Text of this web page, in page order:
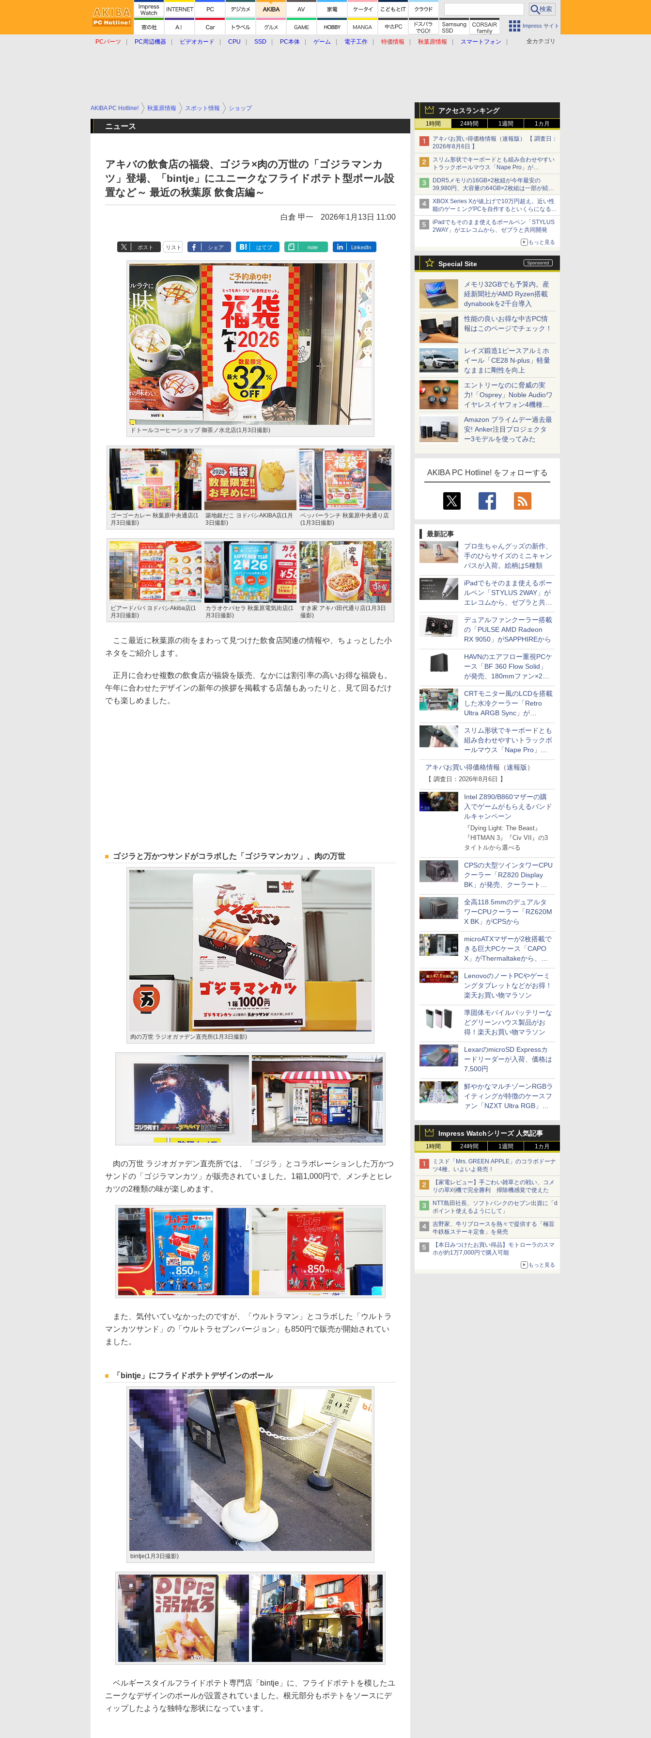
Impress サイト
全カテゴリ
PCパーツ PC周辺機器 ビデオカード CPU SSD PC本体 ゲーム 電子工作 特価情報 秋葉原情報
スマートフォン
アクセスランキング
1時間 24時間 1週間 1カ月
アキバお買い得価格情報（速報版） 【 調査日：
2026年8月6日 】
スリム形状でキーボードとも組み合わせやすい
トラックボールマウス「Nape Pro」が
Keychronから
DDR5メモリの16GB×2枚組が今年最安の
39,980円、大容量の64GB×2枚組は一部が続騰
[8月前半のメモリ価格]
XBOX Series Xが値上げで10万円超え。近い性
能のゲーミングPCを自作するといくらになる？
【石田賀津男の『酒の肴にPCゲーム』】
iPadでもそのまま使えるボールペン「STYLUS
2WAY」がエレコムから、ゼブラと共同開発
もっと見る
Special Site
メモリ32GBでも予算内。産
経新聞社がAMD Ryzen搭載
dynabookを2千台導入
性能の良いお得な中古PC情
報はこのページでチェック！
レイズ鍛造1ピースアルミホ
イール「CE28 N-plus」軽量
なままに剛性を向上
エントリーなのに脅威の実
力!「Osprey」Noble Audioワ
イヤレスイヤフォン4機種を
一気に聴く
Amazon プライムデー過去最
安! Anker注目プロジェクタ
ー3モデルを使ってみた
AKIBA PC Hotline! をフォローする
最新記事
プロ生ちゃんグッズの新作、
手のひらサイズのミニキャン
バスが入荷。絵柄は5種類
iPadでもそのまま使えるボー
ルペン「STYLUS 2WAY」が
エレコムから、ゼブラと共同
開発
デュアルファンクーラー搭載
の「PULSE AMD Radeon
RX 9050」がSAPPHIREから
HAVNのエアフロー重視PCケ
ース「BF 360 Flow Solid」
が発売、180mmファン×2搭
載
CRTモニター風のLCDを搭載
した水冷クーラー「Retro
Ultra ARGB Sync」が
Thermaltakeから
スリム形状でキーボードとも
組み合わせやすいトラックボ
ールマウス「Nape Pro」が
Keychronから
アキバお買い得価格情報（速報版）
【 調査日：2026年8月6日 】
Intel Z890/B860マザーの購
入でゲームがもらえるバンド
ルキャンペーン
『Dying Light: The Beast』
『HITMAN 3』『Civ VII』の3
タイトルから選べる
CPSの大型ツインタワーCPU
クーラー「RZ820 Display
BK」が発売、クーラートッ
プに5インチ液晶搭載
全高118.5mmのデュアルタ
ワーCPUクーラー「RZ620M
X BK」がCPSから
microATXマザーが2枚搭載で
きる巨大PCケース「CAPO
X」がThermaltakeから、カ
ラーは2色
LenovoのノートPCやゲーミ
ングタブレットなどがお得！
楽天お買い物マラソン
準固体モバイルバッテリーな
どグリーンハウス製品がお
得！楽天お買い物マラソン
LexarのmicroSD Expressカ
ードリーダーが入荷、価格は
7,500円
鮮やかなマルチゾーンRGBラ
イティングが特徴のケースフ
ァン「NZXT Ultra RGB」が
Impress Watchシリーズ 人気記事
1時間 24時間 1週間 1カ月
ミスド「Mrs. GREEN APPLE」のコラボドーナ
ツ4種、いよいよ発売！
【家電レビュー】手ごわい雑草との戦い、コメ
リの草刈機で完全勝利 掃除機感覚で使えた
NTT島田社長、ソフトバンクのセブン出資に「d
ポイント使えるようにして」
吉野家、牛リブロースを熱々で提供する「極旨
牛鉄板ステーキ定食」を発売
【本日みつけたお買い得品】モトローラのスマ
ホが約1万7,000円で購入可能
もっと見る
AKIBA PC Hotline! 秋葉原情報 スポット情報 ショップ
ニュース
アキバの飲食店の福袋、ゴジラ×肉の万世の「ゴジラマンカ
ツ」登場、「bintje」にユニークなフライドポテト型ポール設
置など～ 最近の秋葉原 飲食店編～
白倉 甲一 2026年1月13日 11:00
ポスト リスト シェア はてブ note LinkedIn
ドトールコーヒーショップ 御茶ノ水北店(1月3日撮影)
ゴーゴーカレー 秋葉原中央通店(1
月3日撮影)
築地銀だこ ヨドバシAKIBA店(1月
3日撮影)
ペッパーランチ 秋葉原中央通り店
(1月3日撮影)
ビアードパパ ヨドバシAkiba店(1
月3日撮影)
カラオケパセラ 秋葉原電気街店(1
月3日撮影)
すき家 アキバ田代通り店(1月3日
撮影)
ここ最近に秋葉原の街をまわって見つけた飲食店関連の情報や、ちょっとした小
ネタをご紹介します。
正月に合わせ複数の飲食店が福袋を販売、なかには割引率の高いお得な福袋も。
午年に合わせたデザインの新年の挨拶を掲載する店舗もあったりと、見て回るだけ
でも楽しめました。
ゴジラと万かつサンドがコラボした「ゴジラマンカツ」、肉の万世
肉の万世 ラジオガァデン直売所(1月3日撮影)
肉の万世 ラジオガァデン直売所では、「ゴジラ」とコラボレーションした万かつ
サンドの「ゴジラマンカツ」が販売されていました。1箱1,000円で、メンチとヒレ
カツの2種類の味が楽しめます。
また、気付いていなかったのですが、「ウルトラマン」とコラボした「ウルトラ
マンカツサンド」の「ウルトラセブンバージョン」も850円で販売が開始されてい
ました。
「bintje」にフライドポテトデザインのポール
bintje(1月3日撮影)
ベルギースタイルフライドポテト専門店「bintje」に、フライドポテトを模したユ
ニークなデザインのポールが設置されていました。根元部分もポテトをソースにデ
ィップしたような独特な形状になっています。